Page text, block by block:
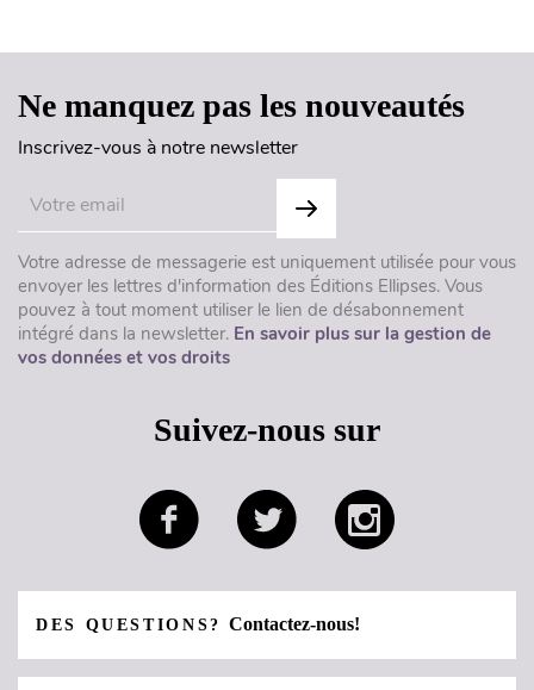
Ne manquez pas les nouveautés
Inscrivez-vous à notre newsletter
Votre adresse de messagerie est uniquement utilisée pour vous
envoyer les lettres d'information des Éditions Ellipses. Vous
pouvez à tout moment utiliser le lien de désabonnement
intégré dans la newsletter. En savoir plus sur la gestion de
vos données et vos droits
Suivez-nous sur
DES QUESTIONS?Contactez-nous!